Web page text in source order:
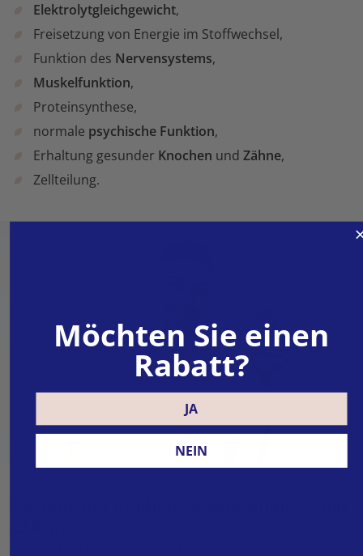
Elektrolytgleichgewicht,
Freisetzung von Energie im Stoffwechsel,
Funktion des Nervensystems,
Muskelfunktion,
Proteinsynthese,
normale psychische Funktion,
Erhaltung gesunder Knochen und Zähne,
Zellteilung.
Möchten Sie einen
Rabatt?
JA
NEIN